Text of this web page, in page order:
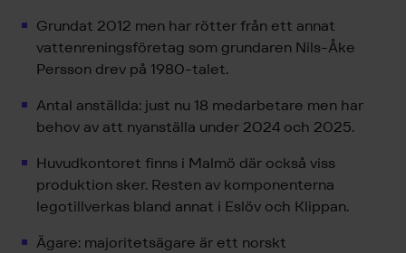
Grundat 2012 men har rötter från ett annat
vattenreningsföretag som grundaren Nils-Åke
Persson drev på 1980-talet.
Antal anställda: just nu 18 medarbetare men har
behov av att nyanställa under 2024 och 2025.
Huvudkontoret finns i Malmö där också viss
produktion sker. Resten av komponenterna
legotillverkas bland annat i Eslöv och Klippan.
Ägare: majoritetsägare är ett norskt